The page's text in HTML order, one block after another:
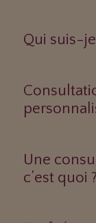
Qui suis-je
Une
c’est quoi ?